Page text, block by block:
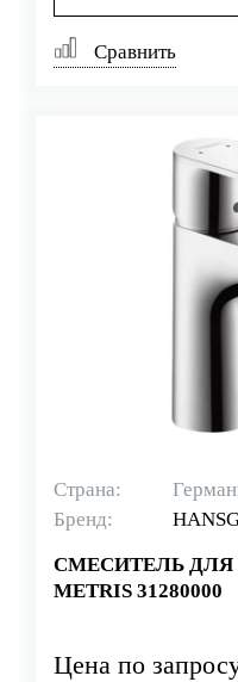
Сравнить
Страна:
Бренд:
СМЕСИТЕЛЬ ДЛЯ
METRIS 31280000
Цена по